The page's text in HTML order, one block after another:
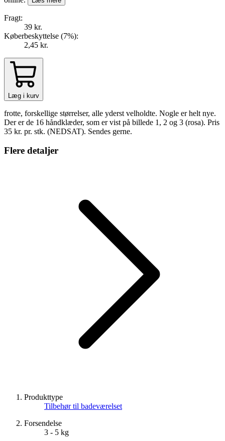
Fragt:
39 kr.
Køberbeskyttelse (7%):
2,45 kr.
Læg i kurv
frotte, forskellige størrelser, alle yderst velholdte. Nogle er helt nye.
Der er de 16 håndklæder, som er vist på billede 1, 2 og 3 (rosa). Pris
35 kr. pr. stk. (NEDSAT). Sendes gerne.
Flere detaljer
Produkttype
Tilbehør til badeværelset
Forsendelse
3 - 5 kg